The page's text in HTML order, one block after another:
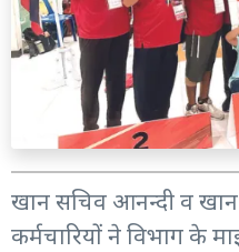
खान सचिव आनन्दी व
कर्मचारियों ने विभाग के